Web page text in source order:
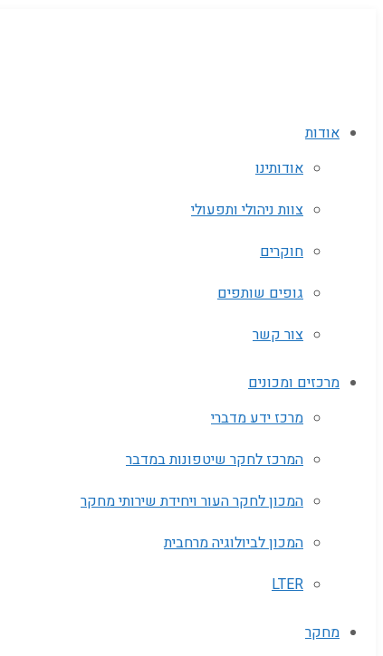
אודות
אודותינו
צוות ניהולי ותפעולי
חוקרים
גופים שותפים‬
צור קשר
מרכזים ומכונים
מרכז ידע מדברי
המרכז לחקר שיטפונות במדבר
המכון לחקר העור ויחידת שירותי מחקר
המכון לביולוגיה מרחבית
LTER
מחקר